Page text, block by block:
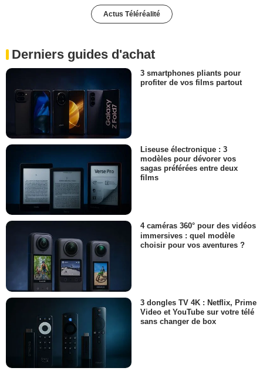
Actus Téléréalité
Derniers guides d'achat
3 smartphones pliants pour
profiter de vos films partout
Liseuse électronique : 3
modèles pour dévorer vos
sagas préférées entre deux
films
4 caméras 360° pour des vidéos
immersives : quel modèle
choisir pour vos aventures ?
3 dongles TV 4K : Netflix, Prime
Video et YouTube sur votre télé
sans changer de box